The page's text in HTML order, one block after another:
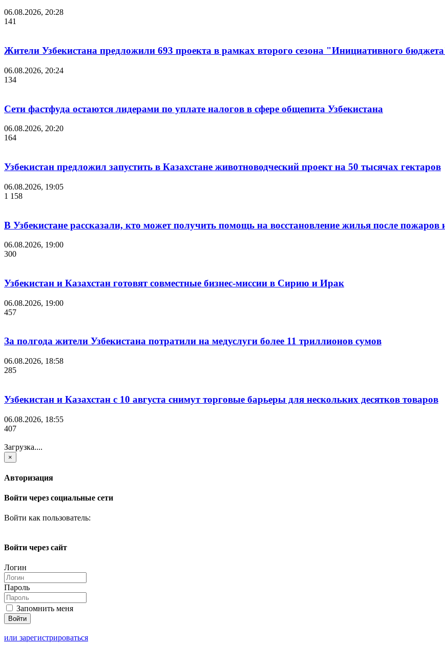
06.08.2026, 20:28
141
Жители Узбекистана предложили 693 проекта в рамках второго сезона "Инициативного
06.08.2026, 20:24
134
Сети фастфуда остаются лидерами по уплате налогов в сфере общепита Узбекистана
06.08.2026, 20:20
164
Узбекистан предложил запустить в Казахстане животноводческий проект на 50 тысячах гектаров
06.08.2026, 19:05
1 158
В Узбекистане рассказали, кто может получить помощь на восстановление жилья после пожаров
06.08.2026, 19:00
300
Узбекистан и Казахстан готовят совместные бизнес-миссии в Сирию и Ирак
06.08.2026, 19:00
457
За полгода жители Узбекистана потратили на медуслуги более 11 триллионов сумов
06.08.2026, 18:58
285
Узбекистан и Казахстан с 10 августа снимут торговые барьеры для нескольких десятков товаров
06.08.2026, 18:55
407
Загрузка....
×
Авторизация
Войти через социальные сети
Войти как пользователь:
Войти через сайт
Логин
Пароль
Запомнить меня
или зарегистрироваться